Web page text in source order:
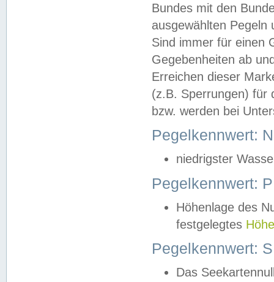
Bundes mit den
ausgewählten
Sind immer für einen
Gegebenheiten ab
Erreichen dieser
(z.B. Sperrungen) für
bzw. werden bei
Pegelkennwert:
niedrigster
Pegelkennwert:
Höhenlage des
festgelegtes
Pegelkennwert:
Das